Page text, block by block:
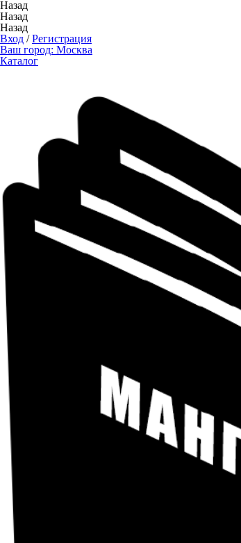
Назад
Назад
Назад
Вход /Регистрация
Ваш город: Москва
Каталог